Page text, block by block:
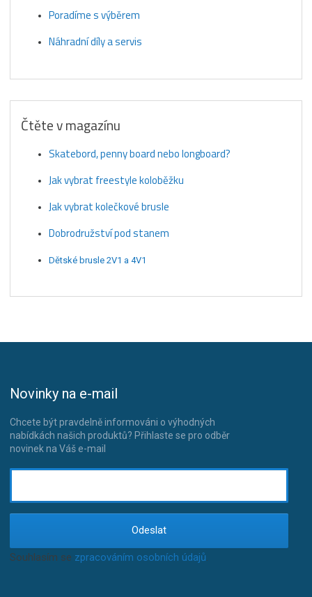
Poradíme s výběrem
Náhradní díly a servis
Čtěte v magazínu
Skatebord, penny board nebo longboard?
Jak vybrat freestyle koloběžku
Jak vybrat kolečkové brusle
Dobrodružství pod stanem
Dětské brusle 2V1 a 4V1
Novinky na e-mail
Chcete být pravdelně informováni o výhodných
nabídkách našich produktů? Přihlaste se pro odběr
novinek na Váš e-mail
Odeslat
Souhlasím se zpracováním osobních údajů.